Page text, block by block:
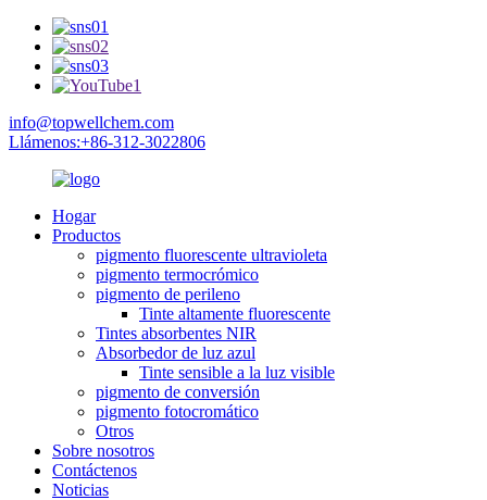
info@topwellchem.com
Llámenos:+86-312-3022806
Hogar
Productos
pigmento fluorescente ultravioleta
pigmento termocrómico
pigmento de perileno
Tinte altamente fluorescente
Tintes absorbentes NIR
Absorbedor de luz azul
Tinte sensible a la luz visible
pigmento de conversión
pigmento fotocromático
Otros
Sobre nosotros
Contáctenos
Noticias